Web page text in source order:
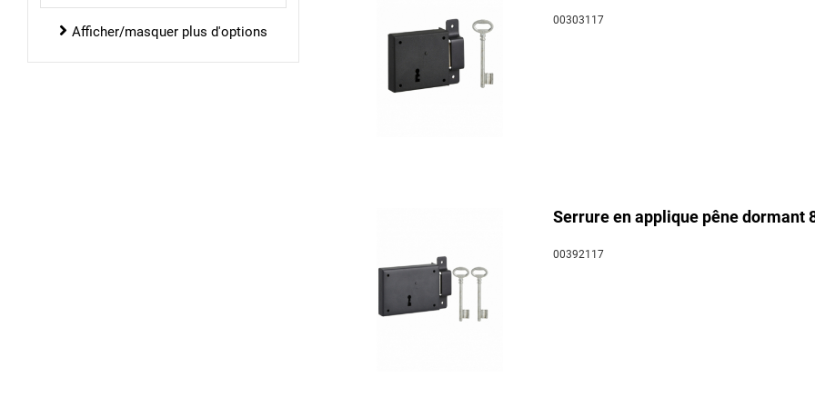
00303117
Serrure en applique pêne dormant
00392117
Afficher/masquer plus d'options